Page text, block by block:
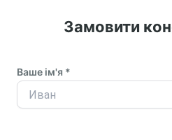
Замовити
Ваше ім'я *